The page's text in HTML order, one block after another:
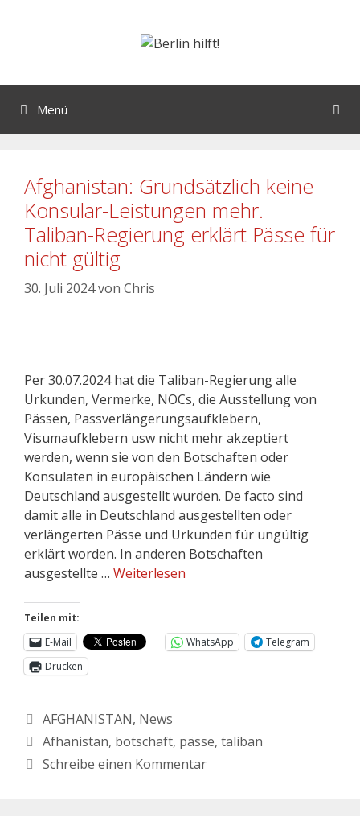
Menü
Afghanistan: Grundsätzlich keine
Konsular-Leistungen mehr.
Taliban-Regierung erklärt Pässe für
nicht gültig
30. Juli 2024von Chris
Per 30.07.2024 hat die Taliban-Regierung alle
Urkunden, Vermerke, NOCs, die Ausstellung von
Pässen, Passverlängerungsaufklebern,
Visumaufklebern usw nicht mehr akzeptiert
werden, wenn sie von den Botschaften oder
Konsulaten in europäischen Ländern wie
Deutschland ausgestellt wurden. De facto sind
damit alle in Deutschland ausgestellten oder
verlängerten Pässe und Urkunden für ungültig
erklärt worden. In anderen Botschaften
ausgestellte … Weiterlesen
Teilen mit:
E-Mail
WhatsApp
Telegram
Drucken
AFGHANISTAN, News
Afhanistan, botschaft, pässe, taliban
Schreibe einen Kommentar